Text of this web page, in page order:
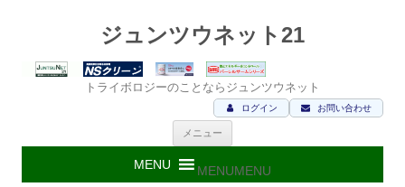
ジュンツウネット21
トライボロジーのことならジュンツウネット
お問い合わせ
ログイン
メニュー
ン
ツ
MENUMENU